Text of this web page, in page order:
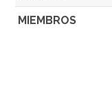
MIEMBROS